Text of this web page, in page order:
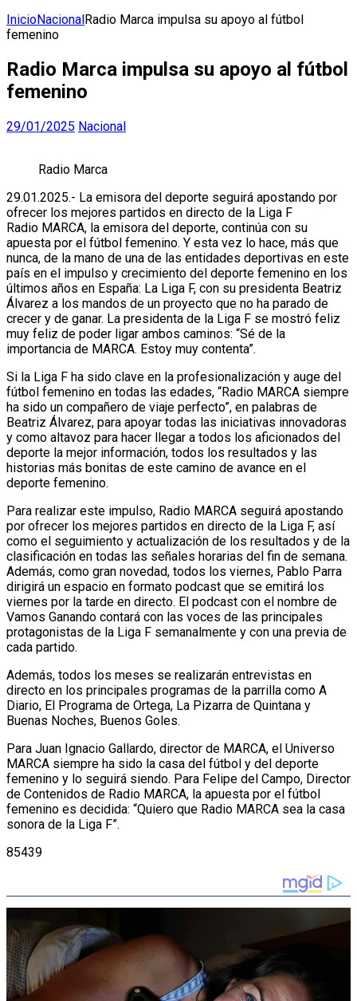
InicioNacionalRadio Marca impulsa su apoyo al fútbol
femenino
Radio Marca impulsa su apoyo al fútbol
femenino
29/01/2025 Nacional
Radio Marca
29.01.2025.- La emisora del deporte seguirá apostando por
ofrecer los mejores partidos en directo de la Liga F
Radio MARCA, la emisora del deporte, continúa con su
apuesta por el fútbol femenino. Y esta vez lo hace, más que
nunca, de la mano de una de las entidades deportivas en este
país en el impulso y crecimiento del deporte femenino en los
últimos años en España: La Liga F, con su presidenta Beatriz
Álvarez a los mandos de un proyecto que no ha parado de
crecer y de ganar. La presidenta de la Liga F se mostró feliz
muy feliz de poder ligar ambos caminos: “Sé de la
importancia de MARCA. Estoy muy contenta”.
Si la Liga F ha sido clave en la profesionalización y auge del
fútbol femenino en todas las edades, “Radio MARCA siempre
ha sido un compañero de viaje perfecto”, en palabras de
Beatriz Álvarez, para apoyar todas las iniciativas innovadoras
y como altavoz para hacer llegar a todos los aficionados del
deporte la mejor información, todos los resultados y las
historias más bonitas de este camino de avance en el
deporte femenino.
Para realizar este impulso, Radio MARCA seguirá apostando
por ofrecer los mejores partidos en directo de la Liga F, así
como el seguimiento y actualización de los resultados y de la
clasificación en todas las señales horarias del fin de semana.
Además, como gran novedad, todos los viernes, Pablo Parra
dirigirá un espacio en formato podcast que se emitirá los
viernes por la tarde en directo. El podcast con el nombre de
Vamos Ganando contará con las voces de las principales
protagonistas de la Liga F semanalmente y con una previa de
cada partido.
Además, todos los meses se realizarán entrevistas en
directo en los principales programas de la parrilla como A
Diario, El Programa de Ortega, La Pizarra de Quintana y
Buenas Noches, Buenos Goles.
Para Juan Ignacio Gallardo, director de MARCA, el Universo
MARCA siempre ha sido la casa del fútbol y del deporte
femenino y lo seguirá siendo. Para Felipe del Campo, Director
de Contenidos de Radio MARCA, la apuesta por el fútbol
femenino es decidida: “Quiero que Radio MARCA sea la casa
sonora de la Liga F”.
85439